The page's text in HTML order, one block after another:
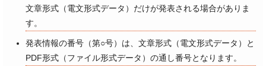
文章形式（電文形式データ）だけが発表される場合がありま
す。
発表情報の番号（第○号）は、文章形式（電文形式データ）と
PDF形式（ファイル形式データ）の通し番号となります。